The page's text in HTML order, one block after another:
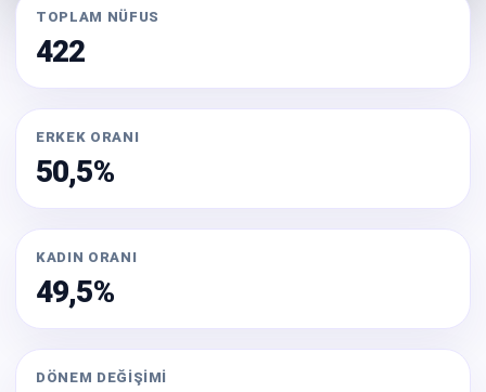
TOPLAM NÜFUS
422
ERKEK ORANI
50,5%
KADIN ORANI
49,5%
DÖNEM DEĞIŞIMI